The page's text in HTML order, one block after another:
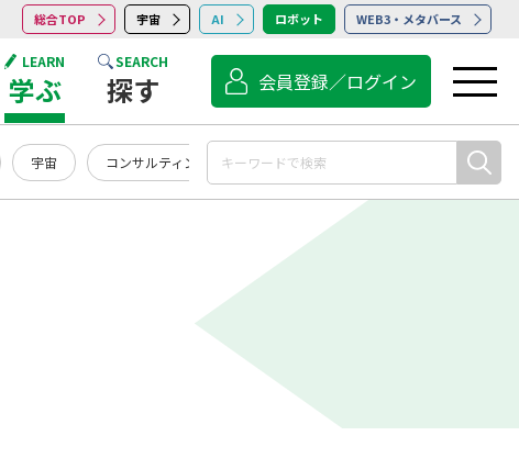
総合TOP 宇宙 AI ロボット WEB3・メタバース
LEARN
学ぶ
SEARCH
探す 会員登録／ログイン
宇宙 コンサルティング 点検・保守・清掃